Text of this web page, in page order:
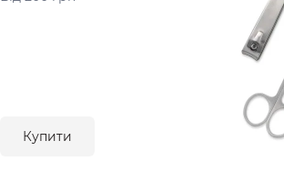
Купити